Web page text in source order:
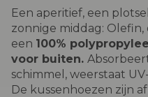
Een aperitief, een
zonnige middag: Olefin,
een 100%
voor buiten.
schimmel, weerstaat
De kussenhoezen zijn